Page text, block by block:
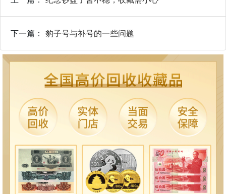
下一篇： 豹子号与补号的一些问题